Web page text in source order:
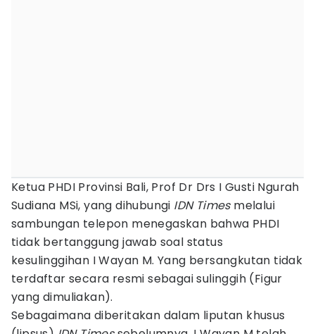
Ketua PHDI Provinsi Bali, Prof Dr Drs I Gusti Ngurah
Sudiana MSi, yang dihubungi IDN Timesmelalui
sambungan telepon menegaskan bahwa PHDI
tidak bertanggung jawab soal status
kesulinggihan I Wayan M. Yang bersangkutan tidak
terdaftar secara resmi sebagai sulinggih (Figur
yang dimuliakan).
Sebagaimana diberitakan dalam liputan khusus